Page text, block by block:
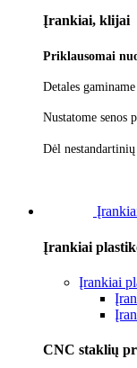
Įrankiai, klijai
Priklausomai
Detales
Nustatome senos
Dėl
Įrankiai
Įrankiai
CNC staklių